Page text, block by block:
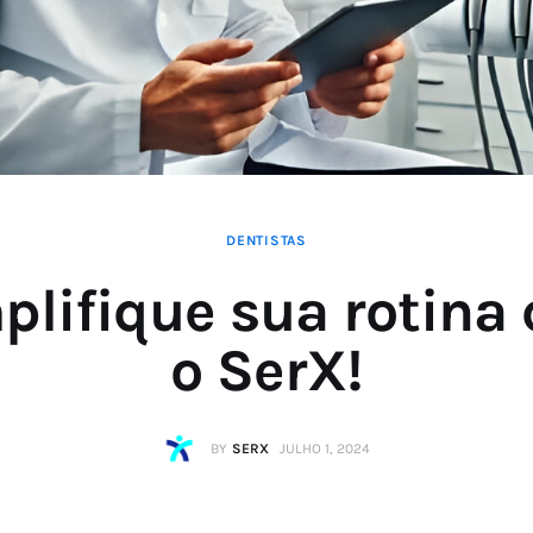
DENTISTAS
sua rotina
o SerX!
BY SERX JULHO 1, 2024